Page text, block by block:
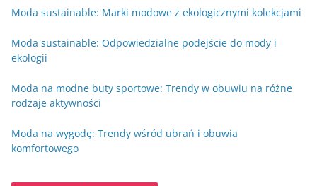
Moda sustainable: Marki modowe z ekologicznymi kolekcjami
Moda sustainable: Odpowiedzialne podejście do mody i
ekologii
Moda na modne buty sportowe: Trendy w obuwiu na różne
rodzaje aktywności
Moda na wygodę: Trendy wśród ubrań i obuwia
komfortowego